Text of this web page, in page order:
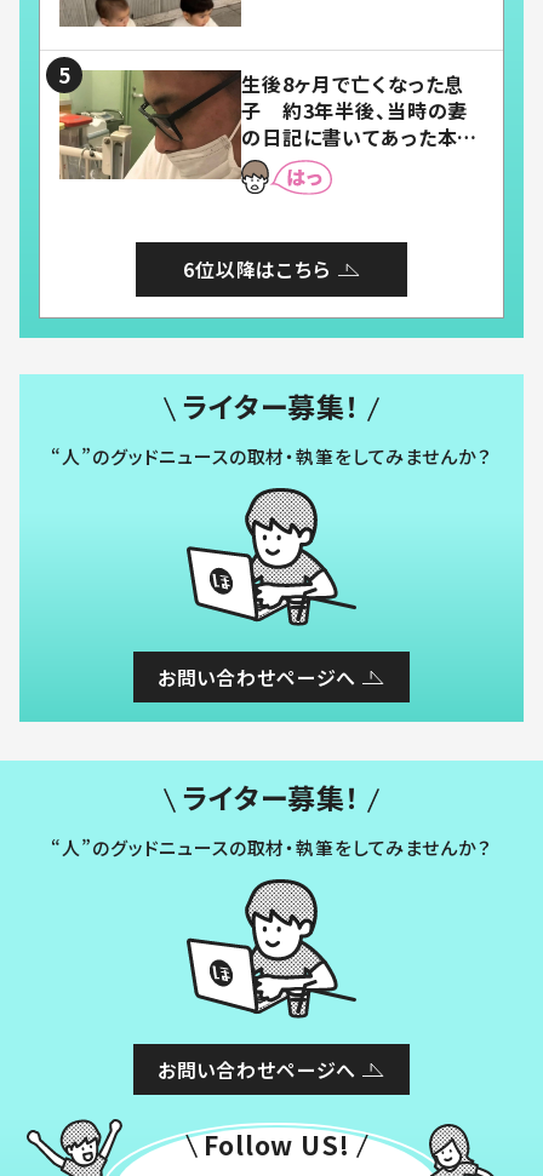
生後8ヶ月で亡くなった息
子 約3年半後、当時の妻
の日記に書いてあった本音
とは
6位以降はこちら
ライター募集！
“人”のグッドニュースの取材・執筆をしてみませんか？
お問い合わせページへ
ライター募集！
“人”のグッドニュースの取材・執筆をしてみませんか？
お問い合わせページへ
Follow US!